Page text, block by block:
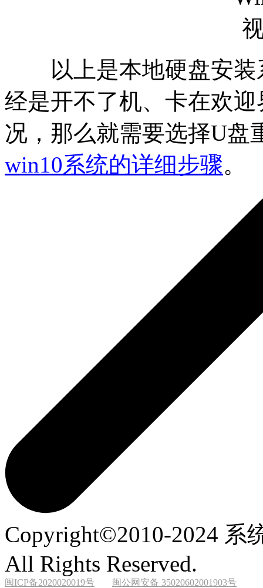
以上是本地硬盘安装
经是开不了机、卡在欢
况，那么就需要选择U盘
win10系统的详细步骤。
Copyright©2010-2024 系
All Rights Reserved.
闽ICP备2020020019号 闽公网安备 35020602001903号